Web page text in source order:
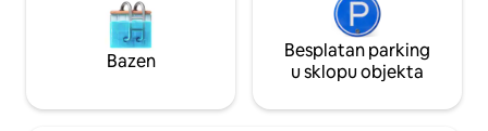
Bazen
Besplatan parking
u sklopu objekta